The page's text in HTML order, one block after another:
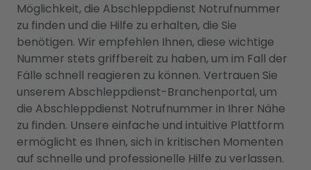
Möglichkeit, die Abschleppdienst Notrufnummer
zu finden und die Hilfe zu erhalten, die Sie
benötigen. Wir empfehlen Ihnen, diese wichtige
Nummer stets griffbereit zu haben, um im Fall der
Fälle schnell reagieren zu können. Vertrauen Sie
unserem Abschleppdienst-Branchenportal, um
die Abschleppdienst Notrufnummer in Ihrer Nähe
zu finden. Unsere einfache und intuitive Plattform
ermöglicht es Ihnen, sich in kritischen Momenten
auf schnelle und professionelle Hilfe zu verlassen.